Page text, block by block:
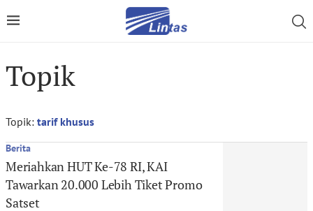
Topik
Topik: tarif khusus
Berita
Meriahkan HUT Ke-78 RI, KAI
Tawarkan 20.000 Lebih Tiket Promo
Satset